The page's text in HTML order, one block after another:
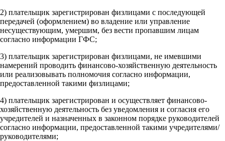
2) плательщик зарегистрирован физлицами с последующей
передачей (оформлением) во владение или управление
несуществующим, умершим, без вести пропавшим лицам
согласно информации ГФС;
3) плательщик зарегистрирован физлицами, не имевшими
намерений проводить финансово-хозяйственную деятельность
или реализовывать полномочия согласно информации,
предоставленной такими физлицами;
4) плательщик зарегистрирован и осуществляет финансово-
хозяйственную деятельность без уведомления и согласия его
учредителей и назначенных в законном порядке руководителей
согласно информации, предоставленной такими учредителями/
руководителями;